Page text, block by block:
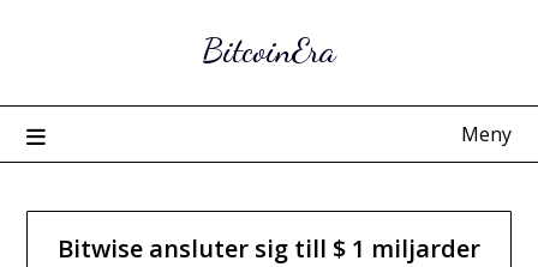
BitcoinEra
Meny
Bitwise ansluter sig till $ 1 miljarder